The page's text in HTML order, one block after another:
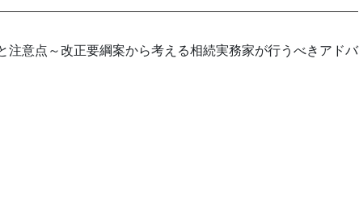
注意点～改正要綱案から考える相続実務家が行うべきアドバ